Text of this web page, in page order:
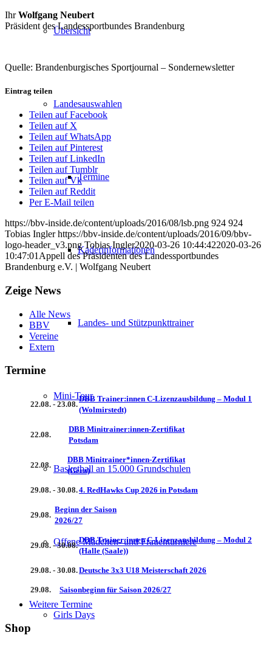
Übersicht
Landesauswahlen
Termine
Kaderinformationen
Landes- und Stützpunkttrainer
Mini-Tour
Basketball an 15.000 Grundschulen
Offene Mädchen- und Frauenturniere
Girls Days
IhrWolfgang Neubert
Präsident des Landessportbundes Brandenburg
Quelle: Brandenburgisches Sportjournal – Sondernewsletter
Eintrag teilen
Teilen auf Facebook
Teilen auf X
Teilen auf WhatsApp
Teilen auf Pinterest
Teilen auf LinkedIn
Teilen auf Tumblr
Teilen auf Vk
Teilen auf Reddit
Per E-Mail teilen
https://bbv-inside.de/content/uploads/2016/08/lsb.png 924 924
Tobias Ingler https://bbv-inside.de/content/uploads/2016/09/bbv-
logo-header_v3.png Tobias Ingler2020-03-26 10:44:422020-03-26
10:47:01 Appell des Präsidenten des Landessportbundes
Brandenburg e.V. | Wolfgang Neubert
Zeige News
Alle News
BBV
Vereine
Extern
Termine
22.08. - 23.08.
DBB Trainer:innen C-Lizenzausbildung – Modul 1
(Wolmirstedt)
22.08.
DBB Minitrainer:innen-Zertifikat
Potsdam
22.08.
DBB Minitrainer*innen-Zertifikat
(Gera)
29.08. - 30.08.4. RedHawks Cup 2026 in Potsdam
29.08.
Beginn der Saison
2026/27
29.08. - 30.08.
DBB Trainer:innen C-Lizenzausbildung – Modul 2
(Halle (Saale))
29.08. - 30.08.Deutsche 3x3 U18 Meisterschaft 2026
29.08. Saisonbeginn für Saison 2026/27
Weitere Termine
Shop